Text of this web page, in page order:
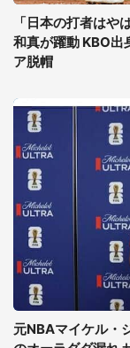
「日本の打者はや
和真が躍動 KBO出
ア脱帽
元NBAマイケル・